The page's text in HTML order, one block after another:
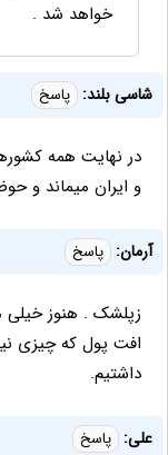
خواهد شد .
شاسی بلند: پاسخ
در نهایت همه
و ایران میماند و
آرمان: پاسخ
داشتیم.
علی: پاسخ